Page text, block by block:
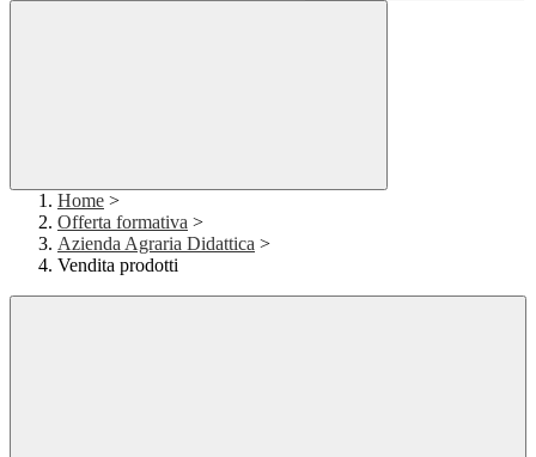
Home >
Offerta formativa >
Azienda Agraria Didattica >
Vendita prodotti